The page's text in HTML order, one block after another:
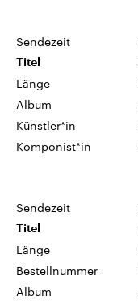
Sendezeit
Titel
Länge
Album
Künstler*in
Komponist*in
Sendezeit
Titel
Länge
Bestellnummer
Album